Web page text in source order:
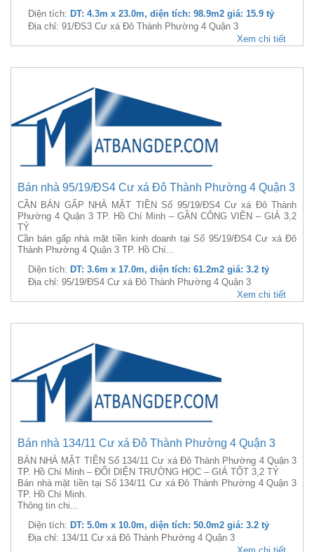
Diện tích: DT: 4.3m x 23.0m, diện tích: 98.9m2 giá: 15.9 tỷ
Địa chỉ: 91/ĐS3 Cư xá Đô Thành Phường 4 Quận 3
Xem chi tiết
Bán nhà 95/19/ĐS4 Cư xá Đô Thành Phường 4 Quận 3
CẦN BÁN GẤP NHÀ MẶT TIỀN Số 95/19/ĐS4 Cư xá Đô Thành
Phường 4 Quận 3 TP. Hồ Chí Minh – GẦN CÔNG VIÊN – GIÁ 3,2
TỶ
Cần bán gấp nhà mặt tiền kinh doanh tại Số 95/19/ĐS4 Cư xá Đô
Thành Phường 4 Quận 3 TP. Hồ Chí...
Diện tích: DT: 3.6m x 17.0m, diện tích: 61.2m2 giá: 3.2 tỷ
Địa chỉ: 95/19/ĐS4 Cư xá Đô Thành Phường 4 Quận 3
Xem chi tiết
Bán nhà 134/11 Cư xá Đô Thành Phường 4 Quận 3
BÁN NHÀ MẶT TIỀN Số 134/11 Cư xá Đô Thành Phường 4 Quận 3
TP. Hồ Chí Minh – ĐỐI DIỆN TRƯỜNG HỌC – GIÁ TỐT 3,2 TỶ
Bán nhà mặt tiền tại Số 134/11 Cư xá Đô Thành Phường 4 Quận 3
TP. Hồ Chí Minh.
Thông tin chi...
Diện tích: DT: 5.0m x 10.0m, diện tích: 50.0m2 giá: 3.2 tỷ
Địa chỉ: 134/11 Cư xá Đô Thành Phường 4 Quận 3